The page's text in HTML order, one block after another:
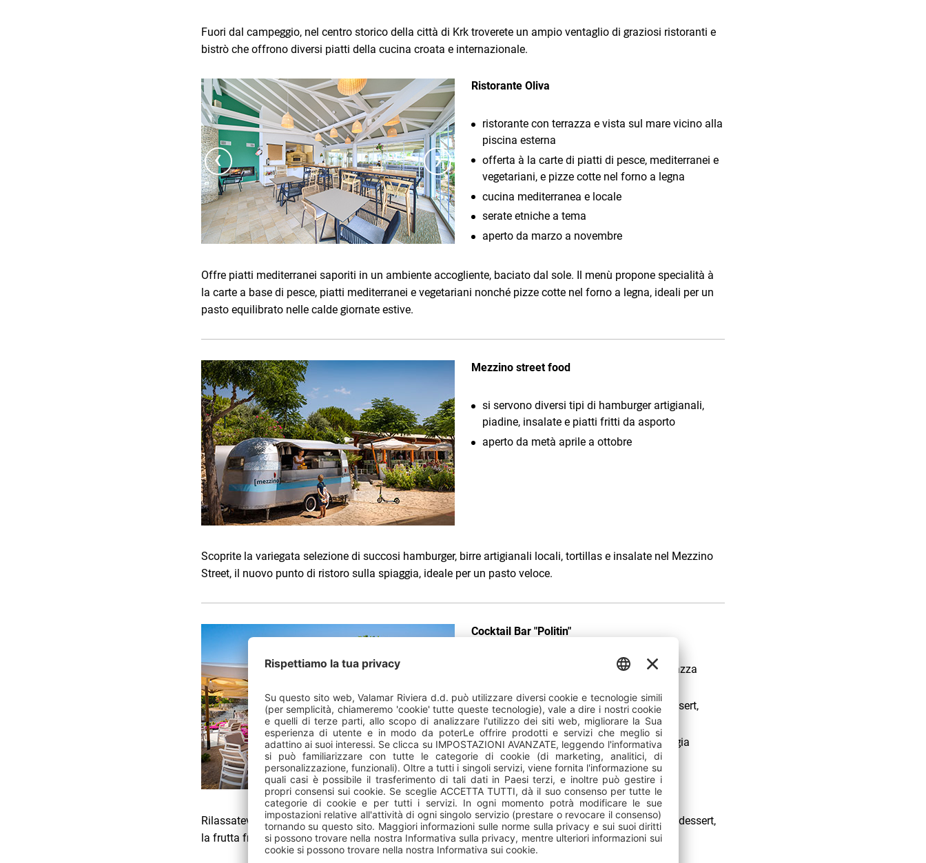
Fuori dal campeggio, nel centro storico della città di Krk troverete un ampio ventaglio di graziosi ristoranti e
bistrò che offrono diversi piatti della cucina croata e internazionale.
‹ ›
Ristorante Oliva
ristorante con terrazza e vista sul mare vicino alla
piscina esterna
offerta à la carte di piatti di pesce, mediterranei e
vegetariani, e pizze cotte nel forno a legna
cucina mediterranea e locale
serate etniche a tema
aperto da marzo a novembre
Offre piatti mediterranei saporiti in un ambiente accogliente, baciato dal sole. Il menù propone specialità à
la carte a base di pesce, piatti mediterranei e vegetariani nonché pizze cotte nel forno a legna, ideali per un
pasto equilibrato nelle calde giornate estive.
Mezzino street food
si servono diversi tipi di hamburger artigianali,
piadine, insalate e piatti fritti da asporto
aperto da metà aprile a ottobre
Scoprite la variegata selezione di succosi hamburger, birre artigianali locali, tortillas e insalate nel Mezzino
Street, il nuovo punto di ristoro sulla spiaggia, ideale per un pasto veloce.
Cocktail Bar "Politin"
cocktail bar vicino alla spiaggia con terrazza
offerta: Alcolici e analcolici, cocktail, dessert,
panini, frutta, gelato
possibilità di venir serviti anche in spiaggia
serate tematiche e musicali
aperto da aprile a settembre
Rilassatevi sulla moderna terrazza del cocktail bar Politin osservando il mare. Godetevi i cocktail, i dessert,
la frutta fresca e i panini.